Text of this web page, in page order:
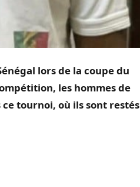
lors de la coupe du
les hommes de
tournoi, où ils sont restés